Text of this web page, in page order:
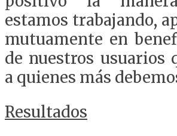
estamos trabajando,
mutuamente en
de nuestros usuarios
a quienes más
Resultados